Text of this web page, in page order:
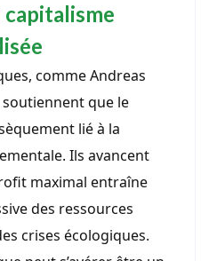
comme Andreas
que le
lié à la
Ils avancent
maximal entraîne
des ressources
crises écologiques.